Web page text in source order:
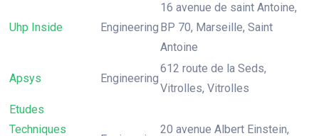
Uhp Inside Engineering
16 avenue de saint Antoine,
BP 70, Marseille, Saint
Antoine
Apsys Engineering
612 route de la Seds,
Vitrolles, Vitrolles
Etudes
Techniques
20 avenue Albert Einstein,